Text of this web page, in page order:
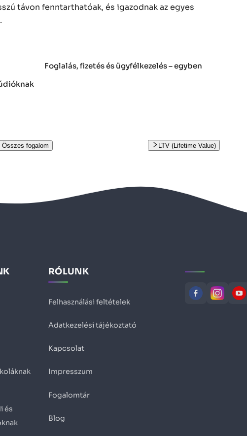
távon fenntarthatóak, és igazodnak az egyes
Foglalás, fizetés és ügyfélkezelés – egyben
Összes fogalom LTV (Lifetime Value)
és
RÓLUNK
Felhasználási feltételek
Adatkezelési tájékoztató
Kapcsolat
Impresszum
Fogalomtár
Blog